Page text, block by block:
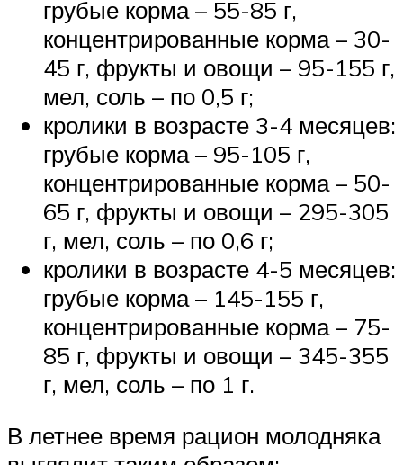
грубые корма – 55-85 г,
концентрированные корма – 30-
45 г, фрукты и овощи – 95-155 г,
мел, соль – по 0,5 г;
кролики в возрасте 3-4 месяцев:
грубые корма – 95-105 г,
концентрированные корма – 50-
65 г, фрукты и овощи – 295-305
г, мел, соль – по 0,6 г;
кролики в возрасте 4-5 месяцев:
грубые корма – 145-155 г,
концентрированные корма – 75-
85 г, фрукты и овощи – 345-355
г, мел, соль – по 1 г.
В летнее время рацион молодняка